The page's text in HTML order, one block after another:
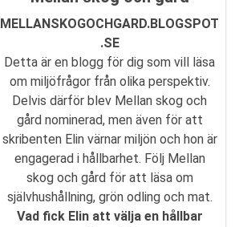
MELLANSKOGOCHGARD.BLOGSPOT
.SE
Detta är en blogg för dig som vill läsa
om miljöfrågor från olika perspektiv.
Delvis därför blev Mellan skog och
gård nominerad, men även för att
skribenten Elin värnar miljön och hon är
engagerad i hållbarhet. Följ Mellan
skog och gård för att läsa om
självhushållning, grön odling och mat.
Vad fick Elin att välja en hållbar